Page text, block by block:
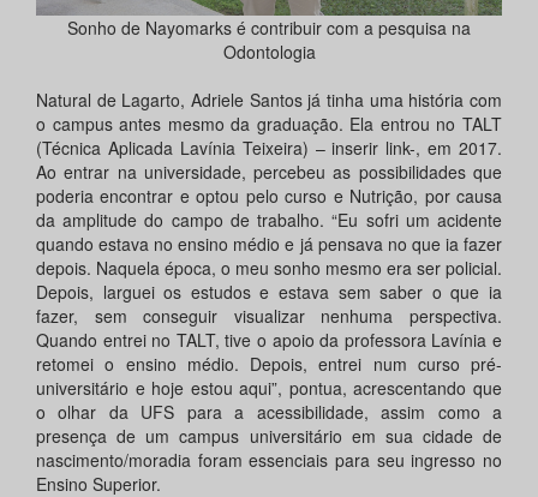
Sonho de Nayomarks é contribuir com a pesquisa na
Odontologia
Natural de Lagarto, Adriele Santos já tinha uma história com
o campus antes mesmo da graduação. Ela entrou no TALT
(Técnica Aplicada Lavínia Teixeira) – inserir link-, em 2017.
Ao entrar na universidade, percebeu as possibilidades que
poderia encontrar e optou pelo curso e Nutrição, por causa
da amplitude do campo de trabalho. “Eu sofri um acidente
quando estava no ensino médio e já pensava no que ia fazer
depois. Naquela época, o meu sonho mesmo era ser policial.
Depois, larguei os estudos e estava sem saber o que ia
fazer, sem conseguir visualizar nenhuma perspectiva.
Quando entrei no TALT, tive o apoio da professora Lavínia e
retomei o ensino médio. Depois, entrei num curso pré-
universitário e hoje estou aqui”, pontua, acrescentando que
o olhar da UFS para a acessibilidade, assim como a
presença de um campus universitário em sua cidade de
nascimento/moradia foram essenciais para seu ingresso no
Ensino Superior.